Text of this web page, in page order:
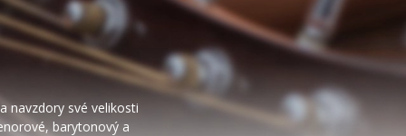
navzdory své velikosti
barytonový a